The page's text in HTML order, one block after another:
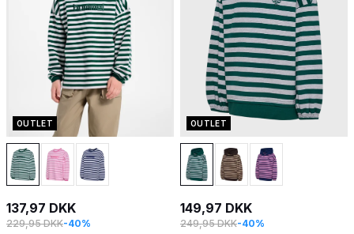
OUTLET
137,97 DKK
229,95 DKK-40%
OUTLET
149,97 DKK
249,95 DKK-40%